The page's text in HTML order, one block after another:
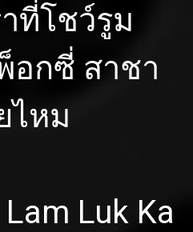
ที่โชว์รูม
อกซี่ สาชา
ไหม
Luk Ka